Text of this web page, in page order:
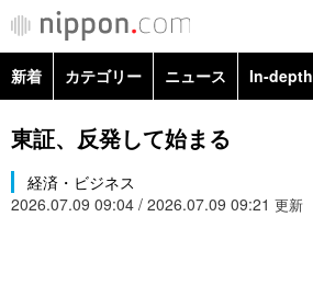
カテゴリー
新着 カテゴリー ニュース In-depth
政治・外交
経済・ビジネス
東証、反発して始まる
経済・ビジネス
2026.07.09 09:04 / 2026.07.09 09:21 更新